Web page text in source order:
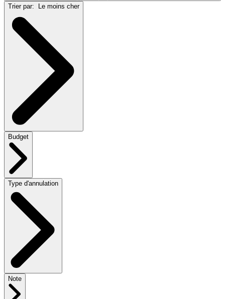
Trier par: Le moins cher
Budget
Type d'annulation
Note